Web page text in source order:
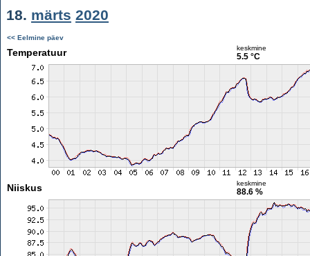
18. märts 2020
<< Eelmine päev
Temperatuur keskmine
5.5 °C
Niiskus keskmine
88.6 %